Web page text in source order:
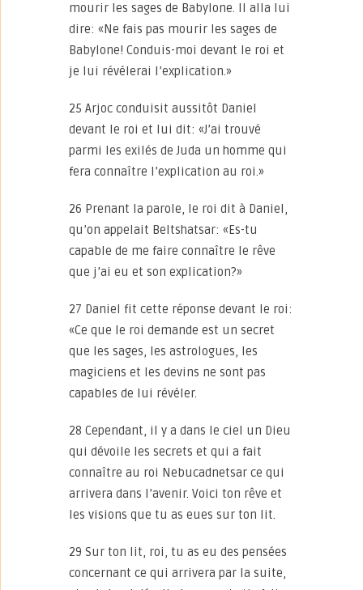
mourir les sages de Babylone. Il alla lui
dire: «Ne fais pas mourir les sages de
Babylone! Conduis-moi devant le roi et
je lui révélerai l’explication.»
25 Arjoc conduisit aussitôt Daniel
devant le roi et lui dit: «J’ai trouvé
parmi les exilés de Juda un homme qui
fera connaître l’explication au roi.»
26 Prenant la parole, le roi dit à Daniel,
qu’on appelait Beltshatsar: «Es-tu
capable de me faire connaître le rêve
que j’ai eu et son explication?»
27 Daniel fit cette réponse devant le roi:
«Ce que le roi demande est un secret
que les sages, les astrologues, les
magiciens et les devins ne sont pas
capables de lui révéler.
28 Cependant, il y a dans le ciel un Dieu
qui dévoile les secrets et qui a fait
connaître au roi Nebucadnetsar ce qui
arrivera dans l’avenir. Voici ton rêve et
les visions que tu as eues sur ton lit.
29 Sur ton lit, roi, tu as eu des pensées
concernant ce qui arrivera par la suite,